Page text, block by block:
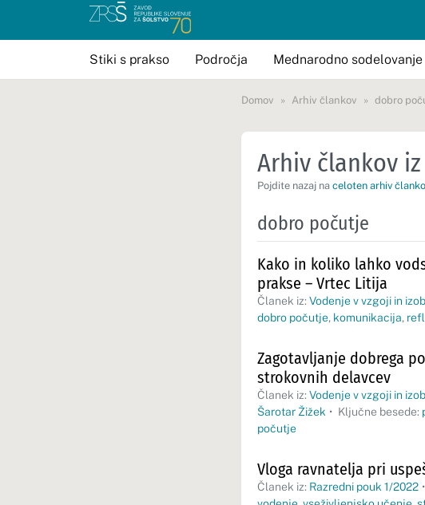
Stiki s prakso Področja Mednarodno sodelovanje
Domov Arhiv člankov dobro
Arhiv člankov
Pojdite nazaj na celoten arhiv
dobro počutje
Kako in koliko lahko
prakse – Vrtec Litija
Članek iz: Vodenje v vzgoji in
dobro počutje, komunikacija,
Zagotavljanje dobrega
strokovnih delavcev
Članek iz: Vodenje v vzgoji in
Šarotar Žižek • Ključne besede:
počutje
Vloga ravnatelja pri
Članek iz: Razredni pouk 1/2022 •